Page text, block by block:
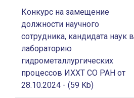
Конкурс на замещение
должности научного
сотрудника, кандидата наук в
лабораторию
гидрометаллургических
процессов ИХХТ СО РАН от
28.10.2024 - (59 Kb)